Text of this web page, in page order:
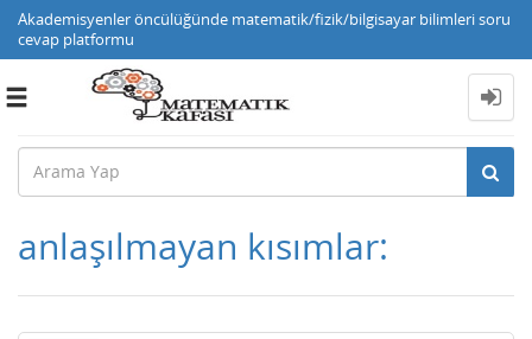
Akademisyenler öncülüğünde matematik/fizik/bilgisayar bilimleri soru
cevap platformu
Toggle
anlaşılmayan kısımlar: